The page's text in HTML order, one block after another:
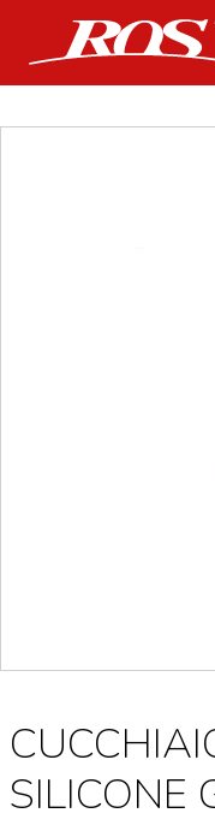
SILICONE